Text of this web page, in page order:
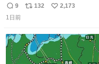
「令和」に再現した22歳🍓 身につけてるものは全て90年代
後半のお洋服❤︎
返
信
9
リ
ト
数
132
い
数
2,173
1日前